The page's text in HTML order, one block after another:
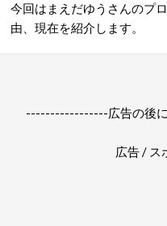
今回はまえだゆうさんのプ
由、現在を紹介します。
-----------------広告の後
広告 / ス